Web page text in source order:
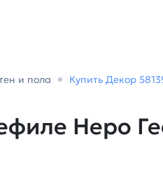
и пола Купить Декор
Неро